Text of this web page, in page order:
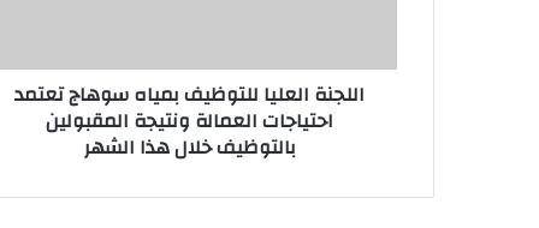
2026-08-06
ع
ل
اللجنة العليا للتوظيف بمياه سوهاج تعتمد
احتياجات العمالة ونتيجة المقبولين
بالتوظيف خلال هذا الشهر